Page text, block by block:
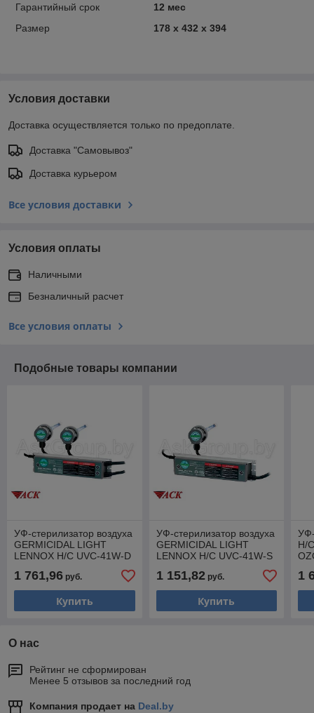
Гарантийный срок
12 мес
Размер
178 x 432 x 394
Условия доставки
Доставка осуществляется только по предоплате.
Доставка "Самовывоз"
Доставка курьером
Все условия доставки
Условия оплаты
Наличными
Безналичный расчет
Все условия оплаты
Подобные товары компании
УФ-стерилизатор воздуха
GERMICIDAL LIGHT
LENNOX H/C UVC-41W-D
1 761,96 руб.
Купить
УФ-стерилизатор воздуха
GERMICIDAL LIGHT
LENNOX H/C UVC-41W-S
1 151,82руб.
Купить
УФ-
H/
1
О нас
Рейтинг не сформирован
Менее 5 отзывов за последний год
Компания продает на Deal.by